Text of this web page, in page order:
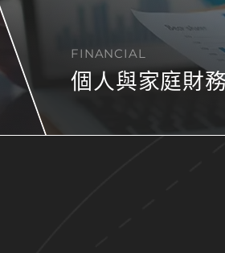
FINANCIAL
個人與家庭財